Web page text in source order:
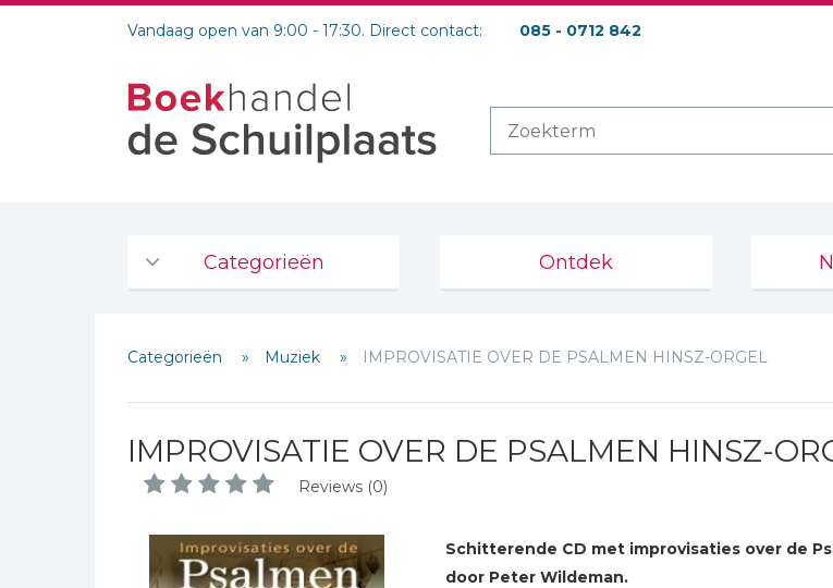
Vandaag open van 9:00 - 17:30. Direct contact: 085 - 0712 842
Categorieën
De Bijbel
Bijbelse Dagboeken 2026
Bijbelstudie groepen
Bijbelstudie
Ontdek
Categorieën Muziek IMPROVISATIE OVER DE PSALMEN HINSZ-ORGEL
IMPROVISATIE OVER DE PSALMEN HINSZ-
Reviews (0)
Schitterende CD met improvisaties over de
door Peter Wildeman.
Sterren
E-mail *
Titel *